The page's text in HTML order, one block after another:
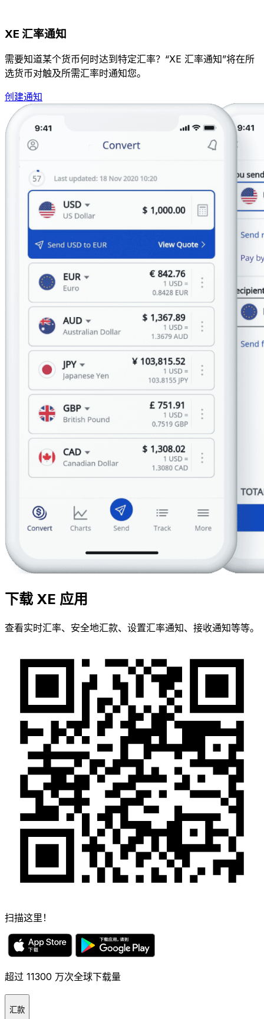
XE 汇率通知
需要知道某个货币何时达到特定汇率？“XE 汇率通知”将在所
选货币对触及所需汇率时通知您。
创建通知
下载 XE 应用
查看实时汇率、安全地汇款、设置汇率通知、接收通知等等。
扫描这里！
超过 11300 万次全球下载量
汇款